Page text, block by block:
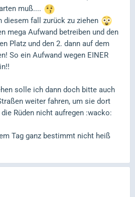
muß....
diesem fall zurück zu ziehen
mega Aufwand betreiben und den
Platz und den 2. dann auf dem
So ein Aufwand wegen EINER
solle ich dann doch bitte auch
weiter fahren, um sie dort
Rüden nicht aufregen :wacko:
Tag ganz bestimmt nicht heiß